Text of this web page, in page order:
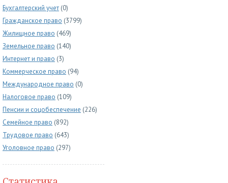
Бухгалтерский учет (0)
Гражданское право (3799)
Жилищное право (469)
Земельное право (140)
Интернет и право (3)
Коммерческое право (94)
Международное право (0)
Налоговое право (109)
Пенсии и соцобеспечение (226)
Семейное право (892)
Трудовое право (643)
Уголовное право (297)